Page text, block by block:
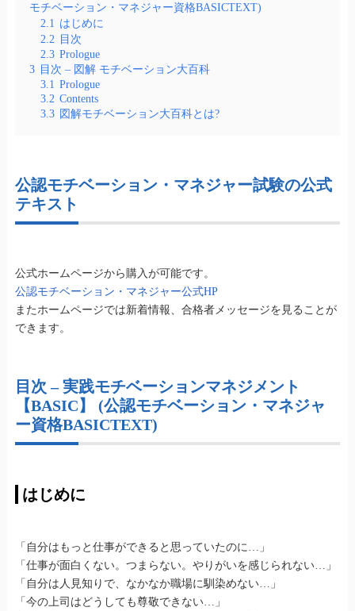
モチベーション・マネジャー資格BASICTEXT)
2.1
はじめに
2.2
目次
2.3 Prologue
3
目次 – 図解 モチベーション大百科
3.1 Prologue
3.2 Contents
3.3 図解モチベーション大百科とは?
公認モチベーション・マネジャー試験の公式
テキスト
公式ホームページから購入が可能です。
公認モチベーション・マネジャー公式HP
またホームページでは新着情報、合格者メッセージを見ることが
できます。
目次 – 実践モチベーションマネジメント
【BASIC】 (公認モチベーション・マネジャ
ー資格BASICTEXT)
はじめに
「自分はもっと仕事ができると思っていたのに…」
「仕事が面白くない。つまらない。やりがいを感じられない…」
「自分は人見知りで、なかなか職場に馴染めない…」
「今の上司はどうしても尊敬できない…」